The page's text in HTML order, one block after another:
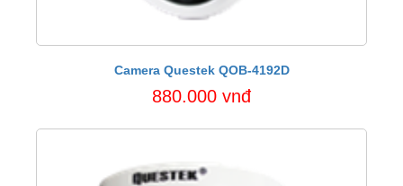
Camera Questek QOB-4192D
880.000 vnđ